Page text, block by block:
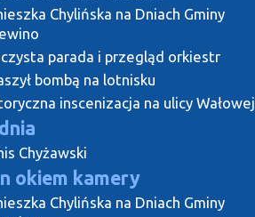
Chylińska na Dniach Gminy
parada i przegląd orkiestr
bombą na lotnisku
inscenizacja na ulicy Wałowej
Chyżawski
okiem kamery
Chylińska na Dniach Gminy